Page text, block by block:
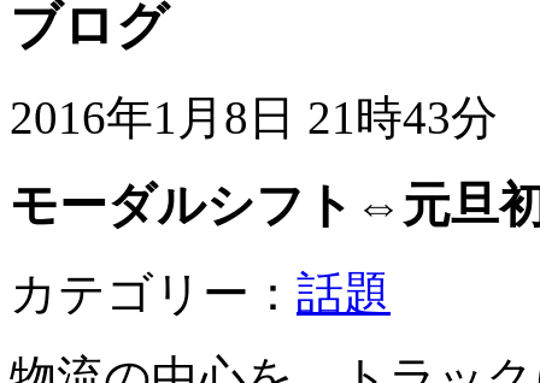
ブログ
2016年1月8日 21時43分
モーダルシフト⇔元旦
カテゴリー： 話題